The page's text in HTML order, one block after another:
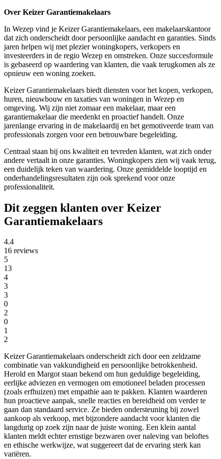
Over Keizer Garantiemakelaars
In Wezep vind je Keizer Garantiemakelaars, een makelaarskantoor
dat zich onderscheidt door persoonlijke aandacht en garanties. Sinds
jaren helpen wij met plezier woningkopers, verkopers en
investeerders in de regio Wezep en omstreken. Onze succesformule
is gebaseerd op waardering van klanten, die vaak terugkomen als ze
opnieuw een woning zoeken.
Keizer Garantiemakelaars biedt diensten voor het kopen, verkopen,
huren, nieuwbouw en taxaties van woningen in Wezep en
omgeving. Wij zijn niet zomaar een makelaar, maar een
garantiemakelaar die meedenkt en proactief handelt. Onze
jarenlange ervaring in de makelaardij en het gemotiveerde team van
professionals zorgen voor een betrouwbare begeleiding.
Centraal staan bij ons kwaliteit en tevreden klanten, wat zich onder
andere vertaalt in onze garanties. Woningkopers zien wij vaak terug,
een duidelijk teken van waardering. Onze gemiddelde looptijd en
onderhandelingsresultaten zijn ook sprekend voor onze
professionaliteit.
Dit zeggen klanten over Keizer
Garantiemakelaars
4.4
16 reviews
5
13
4
3
3
0
2
0
1
2
Keizer Garantiemakelaars onderscheidt zich door een zeldzame
combinatie van vakkundigheid en persoonlijke betrokkenheid.
Herold en Margot staan bekend om hun geduldige begeleiding,
eerlijke adviezen en vermogen om emotioneel beladen processen
(zoals erfhuizen) met empathie aan te pakken. Klanten waarderen
hun proactieve aanpak, snelle reacties en bereidheid om verder te
gaan dan standaard service. Ze bieden ondersteuning bij zowel
aankoop als verkoop, met bijzondere aandacht voor klanten die
langdurig op zoek zijn naar de juiste woning. Een klein aantal
klanten meldt echter ernstige bezwaren over naleving van beloftes
en ethische werkwijze, wat suggereert dat de ervaring sterk kan
variëren.